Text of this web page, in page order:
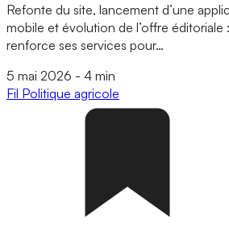
Refonte du site, lancement d’une
mobile et évolution de l’offre éditoriale
renforce ses services pour…
5 mai 2026 - 4 min
Fil Politique agricole